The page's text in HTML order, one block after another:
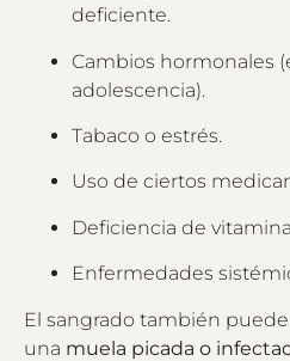
deficiente.
Cambios hormonales
adolescencia).
Tabaco o estrés.
Uso de ciertos
Deficiencia de vitamina
Enfermedades
El sangrado también
una muela picada o